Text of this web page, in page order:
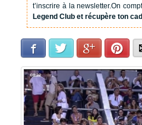
t’inscrire à la newsletter.On
Legend Club et récupère ton
Facebook Twitter Google+